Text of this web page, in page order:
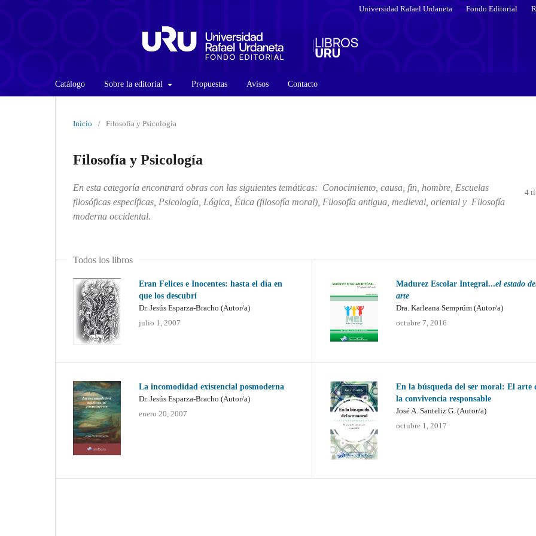
Catálogo Sobre la editorial Propuestas Avisos Contacto
Universidad Rafael Urdaneta Fondo Editorial
Inicio / Filosofía y Psicología
Filosofía y Psicología
4
En esta categoría encontrará obras con las siguientes temáticas: Conocimiento, causa, fin, hombre, Escuelas
filosóficas específicas, Psicología, Lógica, Ética (filosofía moral), Filosofía antigua, medieval, oriental y Filosofía
moderna occidental.
Todos los libros
Eran Felices e Inocentes: hasta el día en
que los descubrí
Dr. Jesús Esparza-Bracho (Autor/a)
julio 1, 2007
Madurez Escolar Integral...el estado
arte
Dra. Karleana Semprúm (Autor/a)
octubre 7, 2016
La incomodidad existencial posmoderna
Dr. Jesús Esparza-Bracho (Autor/a)
enero 20, 2007
En la búsqueda del ser moral: El arte
la convivencia responsable
José A. Santeliz G. (Autor/a)
octubre 1, 2017